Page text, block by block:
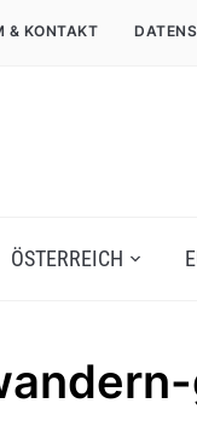
& KONTAKT
ÖSTERREICH